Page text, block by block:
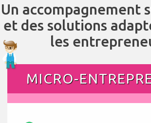
Un accompagnement
et des solutions
les
MICRO-